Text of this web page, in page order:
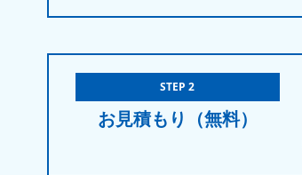
STEP 2
お見積もり（無料）